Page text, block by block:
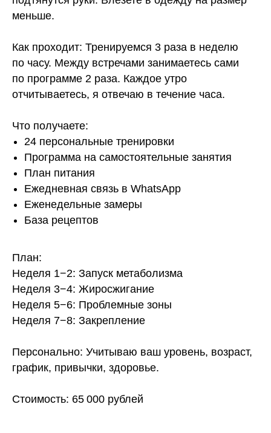
меньше.
Как проходит: Тренируемся 3 раза в неделю
по часу. Между встречами занимаетесь сами
по программе 2 раза. Каждое утро
отчитываетесь, я отвечаю в течение часа.
Что получаете:
24 персональные тренировки
Программа на самостоятельные занятия
План питания
Ежедневная связь в WhatsApp
Еженедельные замеры
База рецептов
План:
Неделя 1−2: Запуск метаболизма
Неделя 3−4: Жиросжигание
Неделя 5−6: Проблемные зоны
Неделя 7−8: Закрепление
Персонально: Учитываю ваш уровень, возраст,
график, привычки, здоровье.
Стоимость: 65 000 рублей